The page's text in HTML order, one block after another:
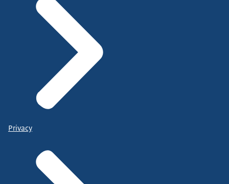
Privacy